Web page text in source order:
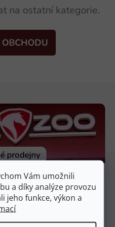
Vám umožnili
a díky analýze provozu
jeho funkce, výkon a
na ostatní kategorie.
prodejny